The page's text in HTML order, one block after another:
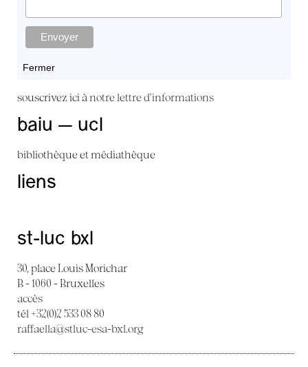
Fermer
souscrivez ici à notre lettre d'informations
baiu — ucl
bibliothèque et médiathèque
liens
st-luc bxl
30, place Louis Morichar
B - 1060 - Bruxelles
accès
tél +32(0)2 533 08 80
raffaella@stluc-esa-bxl.org